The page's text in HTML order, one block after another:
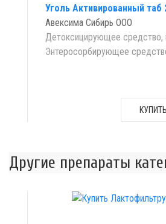
Уголь Активированный
Авексима Сибирь ООО
Детоксицирующее средство,
Энтеросорбирующее
КУПИТЬ
Другие препараты